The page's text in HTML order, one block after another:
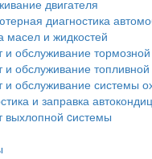
двигателя
диагностика
масел и жидкостей
и обслуживание
и обслуживание
и обслуживание системы
и заправка
выхлопной cистемы